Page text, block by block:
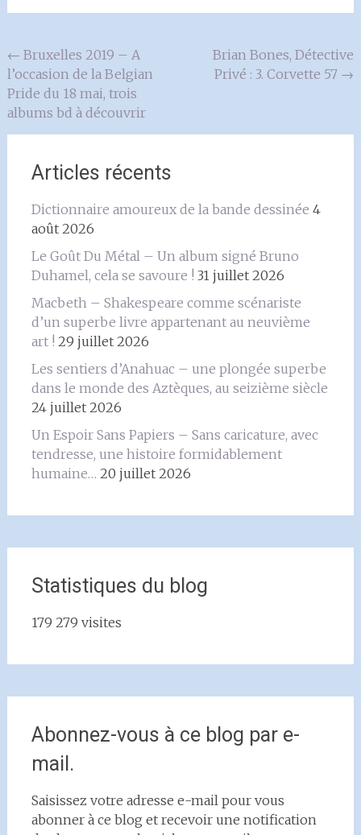
Navigation
de
l'article
← Bruxelles 2019 – A
l’occasion de la Belgian
Pride du 18 mai, trois
albums bd à découvrir
Brian Bones, Détective
Privé : 3. Corvette 57 →
Articles récents
Dictionnaire amoureux de la bande dessinée 4
août 2026
Le Goût Du Métal – Un album signé Bruno
Duhamel, cela se savoure ! 31 juillet 2026
Macbeth – Shakespeare comme scénariste
d’un superbe livre appartenant au neuvième
art ! 29 juillet 2026
Les sentiers d’Anahuac – une plongée superbe
dans le monde des Aztèques, au seizième siècle
24 juillet 2026
Un Espoir Sans Papiers – Sans caricature, avec
tendresse, une histoire formidablement
humaine… 20 juillet 2026
Statistiques du blog
179 279 visites
Abonnez-vous à ce blog par e-
mail.
Saisissez votre adresse e-mail pour vous
abonner à ce blog et recevoir une notification